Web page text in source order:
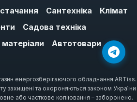
Сантехніка
Клімат
Садова техніка
матеріали
Автотовари
енергозберігаючого обладнання ARTiss.
захищені та охороняються законом України
або часткове копіювання – заборонено.